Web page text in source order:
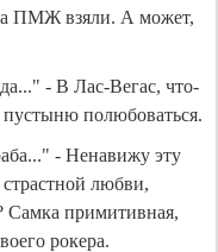
ПМЖ взяли. А может,
- В Лас-Вегас, что-
полюбоваться.
- Ненавижу эту
любви,
Самка примитивная,
рокера.